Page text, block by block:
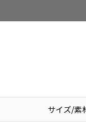
サイズ/素